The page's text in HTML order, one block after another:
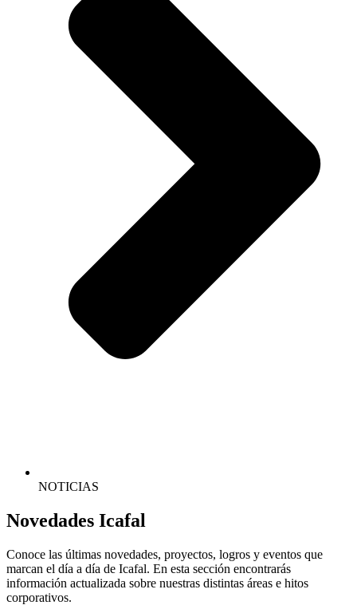
NOTICIAS
Novedades Icafal
Conoce las últimas novedades, proyectos, logros y eventos que
marcan el día a día de Icafal. En esta sección encontrarás
información actualizada sobre nuestras distintas áreas e hitos
corporativos.